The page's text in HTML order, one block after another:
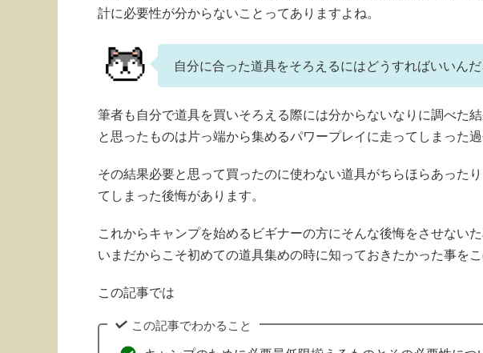
計に必要性が分からないことってありますよね。
自分に合った道具をそろえるにはどうすればいいんだ
筆者も自分で道具を買いそろえる際には分からないなりに調べた
と思ったものは片っ端から集めるパワープレイに走ってしまった過
その結果必要と思って買ったのに使わない道具がちらほらあった
てしまった後悔があります。
これからキャンプを始めるビギナーの方にそんな後悔をさせない
いまだからこそ初めての道具集めの時に知っておきたかった事をこ
この記事では
この記事でわかること